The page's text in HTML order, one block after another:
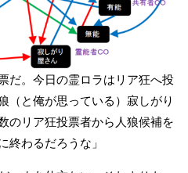
だ。今日の霊ロラはリア狂へ投
（と俺が思っている）寂しがり
のリア狂投票者から人狼候補を
終わるだろうな」